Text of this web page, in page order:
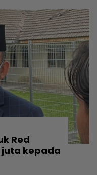
Red
juta kepada